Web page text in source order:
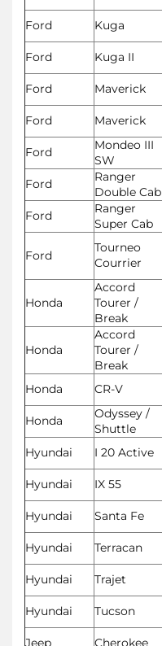
Ford
Kuga
Ford
Kuga II
Ford
Maverick
Ford
Maverick
Ford
Mondeo III
SW
Ford
Ranger
Double Cab
Ford
Ranger
Super Cab
Ford
Tourneo
Courrier
Honda
Accord
Tourer /
Break
Honda
Accord
Tourer /
Break
Honda
CR-V
Honda
Odyssey /
Shuttle
Hyundai
I 20 Active
Hyundai
IX 55
Hyundai
Santa Fe
Hyundai
Terracan
Hyundai
Trajet
Hyundai
Tucson
Jeep
Cherokee